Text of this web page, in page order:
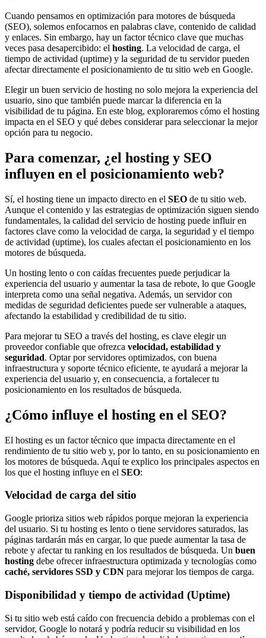
Cuando pensamos en optimización para motores de búsqueda
(SEO), solemos enfocarnos en palabras clave, contenido de calidad
y enlaces. Sin embargo, hay un factor técnico clave que muchas
veces pasa desapercibido: el hosting. La velocidad de carga, el
tiempo de actividad (uptime) y la seguridad de tu servidor pueden
afectar directamente el posicionamiento de tu sitio web en Google.
Elegir un buen servicio de hosting no solo mejora la experiencia del
usuario, sino que también puede marcar la diferencia en la
visibilidad de tu página. En este blog, exploraremos cómo el hosting
impacta en el SEO y qué debes considerar para seleccionar la mejor
opción para tu negocio.
Para comenzar, ¿el hosting y SEO
influyen en el posicionamiento web?
Sí, el hosting tiene un impacto directo en el SEO de tu sitio web.
Aunque el contenido y las estrategias de optimización siguen siendo
fundamentales, la calidad del servicio de hosting puede influir en
factores clave como la velocidad de carga, la seguridad y el tiempo
de actividad (uptime), los cuales afectan el posicionamiento en los
motores de búsqueda.
Un hosting lento o con caídas frecuentes puede perjudicar la
experiencia del usuario y aumentar la tasa de rebote, lo que Google
interpreta como una señal negativa. Además, un servidor con
medidas de seguridad deficientes puede ser vulnerable a ataques,
afectando la estabilidad y credibilidad de tu sitio.
Para mejorar tu SEO a través del hosting, es clave elegir un
proveedor confiable que ofrezca velocidad, estabilidad y
seguridad. Optar por servidores optimizados, con buena
infraestructura y soporte técnico eficiente, te ayudará a mejorar la
experiencia del usuario y, en consecuencia, a fortalecer tu
posicionamiento en los resultados de búsqueda.
¿Cómo influye el hosting en el SEO?
El hosting es un factor técnico que impacta directamente en el
rendimiento de tu sitio web y, por lo tanto, en su posicionamiento en
los motores de búsqueda. Aquí te explico los principales aspectos en
los que el hosting influye en el SEO:
Velocidad de carga del sitio
Google prioriza sitios web rápidos porque mejoran la experiencia
del usuario. Si tu hosting es lento o tiene servidores saturados, las
páginas tardarán más en cargar, lo que puede aumentar la tasa de
rebote y afectar tu ranking en los resultados de búsqueda. Un buen
hosting debe ofrecer infraestructura optimizada y tecnologías como
caché, servidores SSD y CDN para mejorar los tiempos de carga.
Disponibilidad y tiempo de actividad (Uptime)
Si tu sitio web está caído con frecuencia debido a problemas con el
servidor, Google lo notará y podría reducir su visibilidad en los